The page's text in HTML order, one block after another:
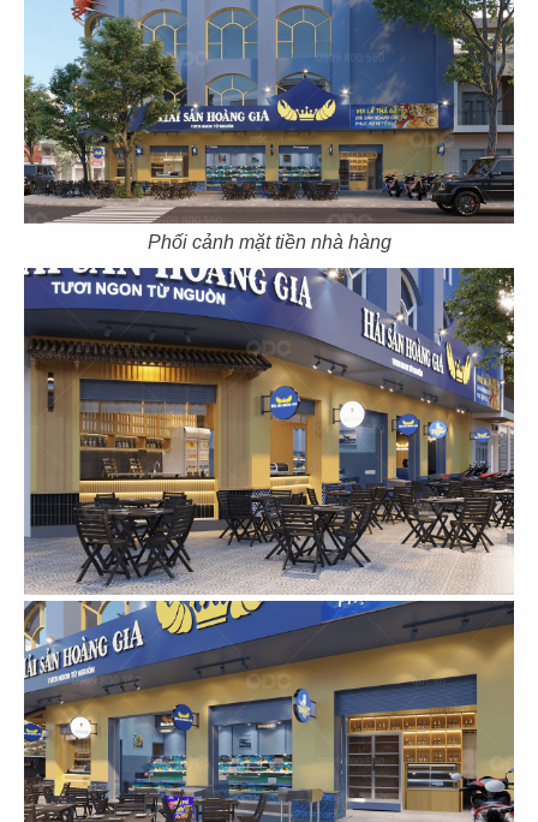
Phối cảnh mặt tiền nhà hàng
AMERICANO
COFFEE
CN Gò Vấp
16
DAO NIU GUO
CN Nguyễn Tri Phương
17
DRAGON HOTPOT
18
DRAGON HOTPOT
CN Vincom Q9
19
DRAGON HOTPOT
CN Landmark 81
20
DRAGON HOTPOT
CN Trần Quang Khải
21
SAN FU LOU
CN Hikari - Bình Dương
22
SAN FU LOU
CN Vincom Đồng Khởi